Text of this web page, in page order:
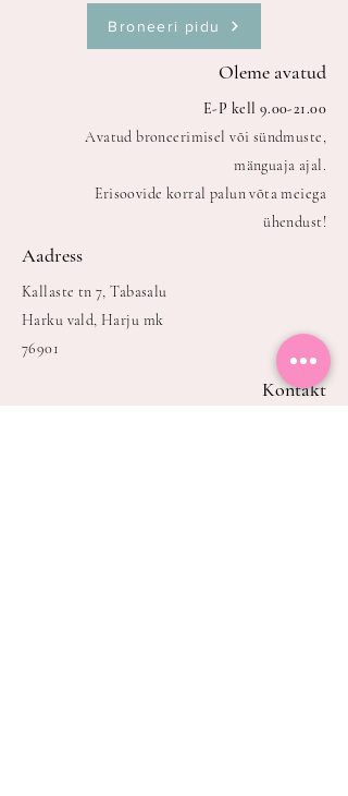
Broneeri pidu
Oleme avatud
E-P kell 9.00-21.00
Avatud broneerimisel või sündmuste,
mänguaja ajal.
Erisoovide korral palun võta meiega
ühendust!
Aadress
Kallaste tn 7, Tabasalu
Harku vald, Harju mk
76901
Kontakt